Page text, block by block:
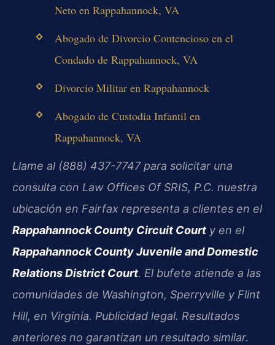
Neto en Rappahannock, VA
Abogado de Divorcio Contencioso en el
Condado de Rappahannock, VA
Divorcio Militar en Rappahannock
Abogado de Custodia Infantil en
Rappahannock, VA
Llame al (888) 437-7747 para solicitar una
consulta con Law Offices Of SRIS, P.C. nuestra
ubicación en Fairfax representa a clientes en el
Rappahannock County Circuit Court y en el
Rappahannock County Juvenile and Domestic
Relations District Court. El bufete atiende a las
comunidades de Washington, Sperryville y Flint
Hill, en Virginia. Publicidad legal. Resultados
anteriores no garantizan un resultado similar.